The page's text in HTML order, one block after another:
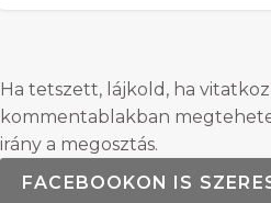
Ha tetszett, lájkold, ha
kommentablakban
irány a megosztás.
FACEBOOKON IS